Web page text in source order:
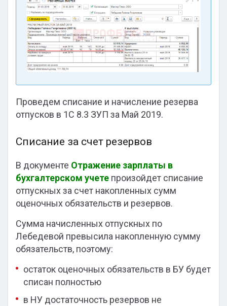
Проведем списание и начисление резерва
отпусков в 1С 8.3 ЗУП за Май 2019.
Списание за счет резервов
В документе Отражение зарплаты в
бухгалтерском учете произойдет списание
отпускных за счет накопленных сумм
оценочных обязательств и резервов.
Сумма начисленных отпускных по
Лебедевой превысила накопленную сумму
обязательств, поэтому:
остаток оценочных обязательств в БУ будет
списан полностью
в НУ достаточность резервов не